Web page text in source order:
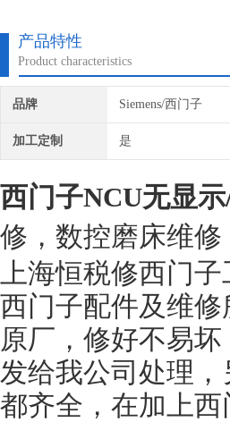
产品特性
Product characteristics
品牌 Siemens/西门子
加工定制 是
西门子NCU无显
修，数控磨床维修
上海恒税修西门
西门子配件及维
原厂，修好不易
发给我公司处理
都齐全，在加上